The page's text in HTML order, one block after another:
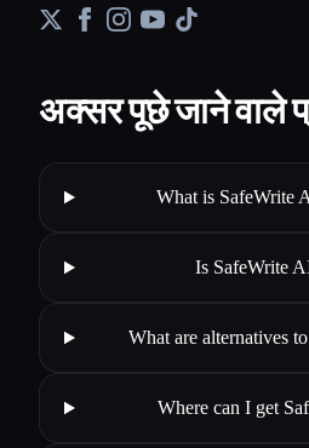
अक्सर पूछे जाने वाले
What is SafeWrite
Is SafeWrite
What are alternatives
Where can I get